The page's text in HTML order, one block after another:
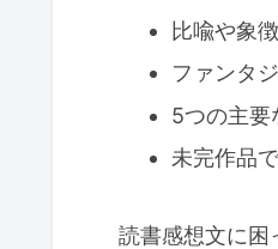
比喩や象
ファンタ
5つの主要
未完作品
読書感想文に困